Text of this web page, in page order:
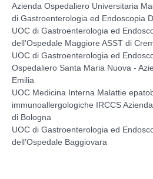
Azienda Ospedaliero Universitaria
di Gastroenterologia ed Endoscopia
UOC di Gastroenterologia ed
dell’Ospedale Maggiore ASST di
UOC di Gastroenterologia ed
Ospedaliero Santa Maria Nuova -
Emilia
UOC Medicina Interna Malattie
immunoallergologiche IRCCS
di Bologna
UOC di Gastroenterologia ed
dell’Ospedale Baggiovara